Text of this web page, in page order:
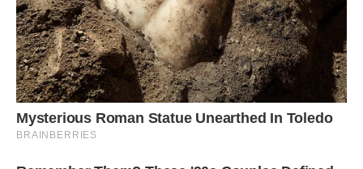
…
На вулиці Валентина Петрівна проводила машину сумним
поглядом і заплакала. Від неї відняли найрідніша, що у неї
було.
Удома вона так і не доторкнулася до конверту і навіть не
подивилася, скільки грошей залишила їй любляча дочка